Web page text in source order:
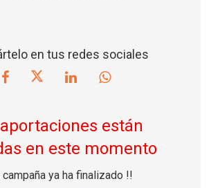
en tus redes sociales
están
en este momento
campaña ya ha finalizado !!